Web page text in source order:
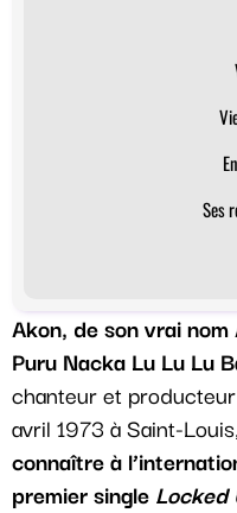
Ses
Akon, de son vrai nom
Puru Nacka Lu Lu Lu
chanteur et
avril 1973 à Saint-
connaître à
premier single Locked